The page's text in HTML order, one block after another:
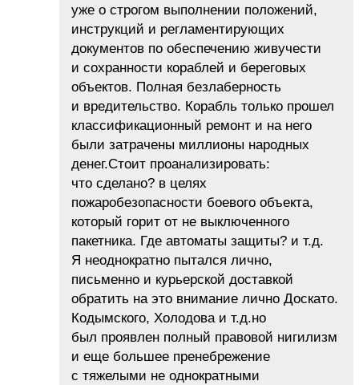
уже о строгом выполнении положений,
инструкций и регламентирующих
документов по обеспечению живучести
и сохранности кораблей и береговых
объектов. Полная безлаберность
и вредительство. Корабль только прошел
классификационный ремонт и на него
были затрачены миллионы народных
денег.Стоит проанализировать:
что сделано? в целях
пожаробезопасности боевого объекта,
который горит от не выключенного
пакетника. Где автоматы защиты? и т.д.
Я неоднократно пытался лично,
письменно и курьерской доставкой
обратить на это внимание лично Доскато.
Кодымского, Холодова и т.д.но
был проявлен полный правовой нигилизм
и еще большее пренебрежение
с тяжелыми не однократными